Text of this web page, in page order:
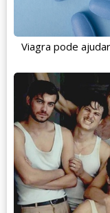
Viagra pode